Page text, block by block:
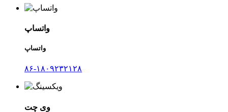
واتساپ
واتساپ
۸۶-۱۸۰۹۲۳۲۱۲۸
وی چت